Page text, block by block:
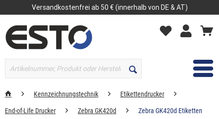
Versandkostenfrei ab 50 € (innerhalb von DE & AT)
MENÜ
Kennzeichnungstechnik Etikettendrucker
End-of-Life Drucker Zebra GK420d Zebra GK420d Etiketten